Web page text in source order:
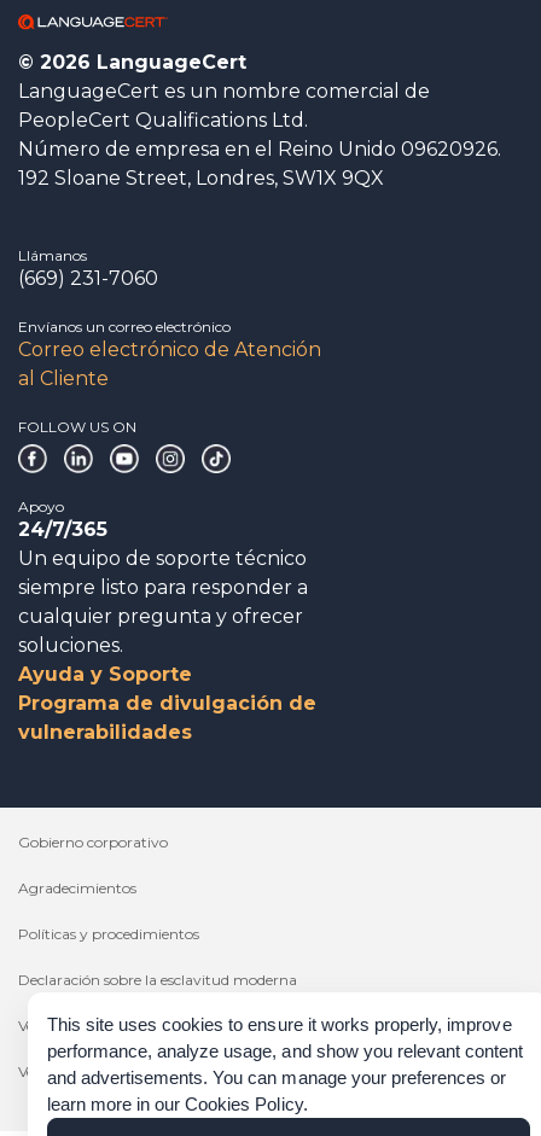
This site uses cookies to ensure it works properly, improve
performance, analyze usage, and show you relevant content
and advertisements. You can manage your preferences or
learn more in ourCookies Policy.
© 2026 LanguageCert
LanguageCert es un nombre comercial de
PeopleCert Qualifications Ltd.
Número de empresa en el Reino Unido 09620926.
192 Sloane Street, Londres, SW1X 9QX
Llámanos
(669) 231-7060
Envíanos un correo electrónico
Correo electrónico de Atención
al Cliente
FOLLOW US ON
Apoyo
24/7/365
Un equipo de soporte técnico
siempre listo para responder a
cualquier pregunta y ofrecer
soluciones.
Ayuda y Soporte
Programa de divulgación de
vulnerabilidades
Gobierno corporativo
Agradecimientos
Políticas y procedimientos
Declaración sobre la esclavitud moderna
Verificación de las certificaciones
Verificación de los resultados